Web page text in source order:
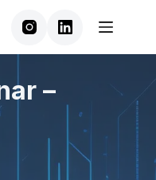
–